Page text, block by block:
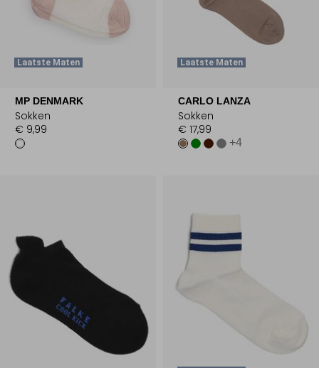
Laatste Maten
MP DENMARK
Sokken
€ 9,99
Laatste Maten
CARLO LANZA
Sokken
€ 17,99
+4